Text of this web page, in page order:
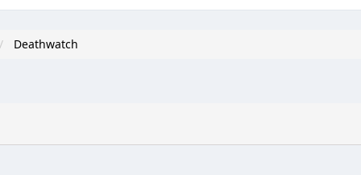
Deathwatch